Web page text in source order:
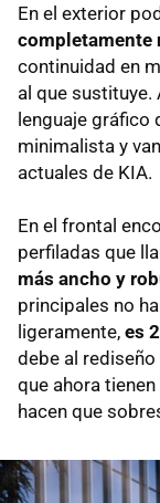
En el exterior
completamente
continuidad en
al que sustituye.
lenguaje gráfico
minimalista y
actuales de KIA.
En el frontal
perfiladas que
más ancho y
principales no
ligeramente, es
debe al
que ahora
hacen que